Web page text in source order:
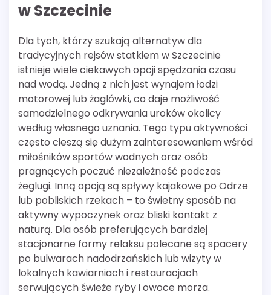
w Szczecinie
Dla tych, którzy szukają alternatyw dla
tradycyjnych rejsów statkiem w Szczecinie
istnieje wiele ciekawych opcji spędzania czasu
nad wodą. Jedną z nich jest wynajem łodzi
motorowej lub żaglówki, co daje możliwość
samodzielnego odkrywania uroków okolicy
według własnego uznania. Tego typu aktywności
często cieszą się dużym zainteresowaniem wśród
miłośników sportów wodnych oraz osób
pragnących poczuć niezależność podczas
żeglugi. Inną opcją są spływy kajakowe po Odrze
lub pobliskich rzekach – to świetny sposób na
aktywny wypoczynek oraz bliski kontakt z
naturą. Dla osób preferujących bardziej
stacjonarne formy relaksu polecane są spacery
po bulwarach nadodrzańskich lub wizyty w
lokalnych kawiarniach i restauracjach
serwujących świeże ryby i owoce morza.